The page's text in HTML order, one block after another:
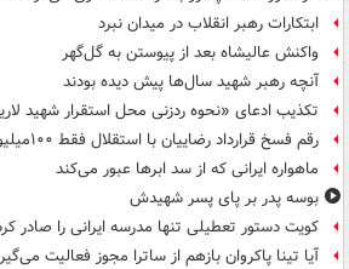
ابتکارات رهبر انقلاب در میدان نبرد
واکنش عالیشاه بعد از پیوستن به گل‌گهر
آنچه رهبر شهید سال‌ها پیش دیده بودند
تکذیب ادعای «نحوه ردزنی محل استقرار شهید
رقم فسخ قرارداد رضاییان با استقلال فقط ۱۰۰میلیون تومان!
ماهواره ایرانی که از سد ابرها عبور می‌کند
بوسه‌ پدر بر پای پسر شهیدش
کویت دستور تعطیلی تنها مدرسه ایرانی را صادر
آیا تینا پاکروان بازهم از ساترا مجوز فعالیت